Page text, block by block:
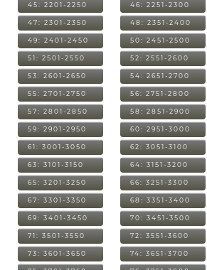
45: 2201-2250 46: 2251-2300
47: 2301-2350 48: 2351-2400
49: 2401-2450 50: 2451-2500
51: 2501-2550 52: 2551-2600
53: 2601-2650 54: 2651-2700
55: 2701-2750 56: 2751-2800
57: 2801-2850 58: 2851-2900
59: 2901-2950 60: 2951-3000
61: 3001-3050 62: 3051-3100
63: 3101-3150 64: 3151-3200
65: 3201-3250 66: 3251-3300
67: 3301-3350 68: 3351-3400
69: 3401-3450 70: 3451-3500
71: 3501-3550 72: 3551-3600
73: 3601-3650 74: 3651-3700